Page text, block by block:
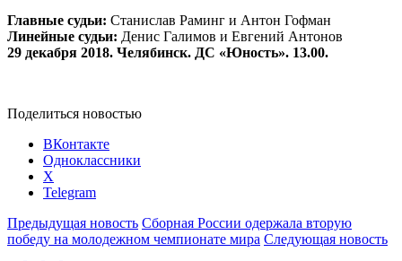
Главные судьи: Станислав Раминг и Антон Гофман
Линейные судьи: Денис Галимов и Евгений Антонов
29 декабря 2018. Челябинск. ДС «Юность». 13.00.
Поделиться новостью
ВКонтакте
Одноклассники
X
Telegram
Предыдущая новость Сборная России одержала вторую
победу на молодежном чемпионате мира Следующая новость